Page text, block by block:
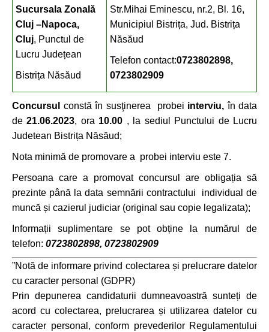
Sucursala Zonal ă
Cluj –Napoca,
Cluj, Punctul de
Lucru Județean
Bistrița Năsăud
Str.Mihai Eminescu, nr.2, Bl. 16,
Municipiul Bistrița, Jud. Bistrița
Năsăud
Telefon contact:0723802898,
0723802909
Concursul constă în susţinerea probei interviu,în data
de21.06.2023, ora 10.00 , la sediul Punctului de Lucru
Judetean Bistrița Năsăud;
Nota minimă de promovare a probei interviu este 7.
Persoana care a promovat concursul are obligația să
prezinte până la data semnării contractului individual de
muncă și cazierul judiciar (original sau copie legalizata);
Informații suplimentare se pot obține la numărul de
telefon: 0723802898, 0723802909
”Notă de informare privind colectarea și prelucrare datelor
cu caracter personal (GDPR)
Prin depunerea candidaturii dumneavoastră sunteți de
acord cu colectarea, prelucrarea și utilizarea datelor cu
caracter personal, conform prevederilor Regulamentului